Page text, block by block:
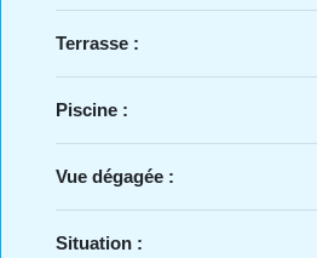
Terrasse :
Piscine :
Vue dégagée :
Situation :